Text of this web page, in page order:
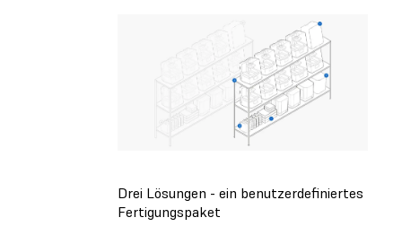
Drei Lösungen - ein benutzerdefiniertes
Fertigungspaket